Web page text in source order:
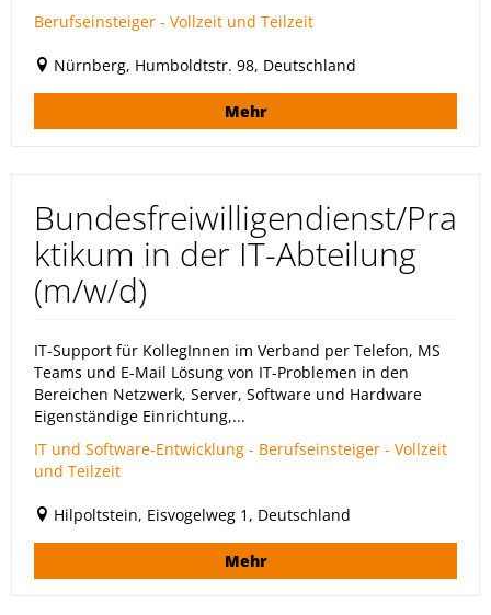
Berufseinsteiger - Vollzeit und Teilzeit
Nürnberg, Humboldtstr. 98, Deutschland
Mehr
Bundesfreiwilligendienst/Pra
ktikum in der IT-Abteilung
(m/w/d)
IT-Support für KollegInnen im Verband per Telefon, MS
Teams und E-Mail Lösung von IT-Problemen in den
Bereichen Netzwerk, Server, Software und Hardware
Eigenständige Einrichtung,...
IT und Software-Entwicklung - Berufseinsteiger - Vollzeit
und Teilzeit
Hilpoltstein, Eisvogelweg 1, Deutschland
Mehr